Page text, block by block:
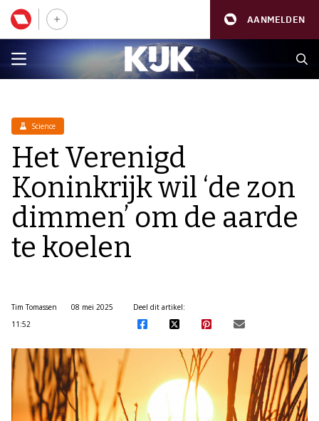
AANMELDEN
Science
Het Verenigd
Koninkrijk wil ‘de zon
dimmen’ om de aarde
te koelen
Tim Tomassen
08 mei 2025
11:52
Deel dit artikel: